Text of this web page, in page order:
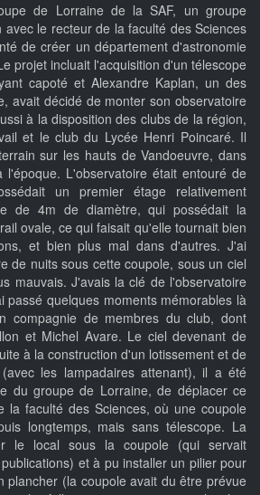
de Lorraine de la SAF, un groupe
le recteur de la faculté des Sciences
de créer un département d'astronomie
projet incluait l'acquisition d'un télescope
capoté et Alexandre Kaplan, un des
avait décidé de monter son observatoire
à la disposition des clubs de la région,
et le club du Lycée Henri Poincaré. Il
sur les hauts de Vandoeuvre, dans
l'époque. L'observatoire était entouré de
un premier étage relativement
de 4m de diamètre, qui possédait la
ovale, ce qui faisait qu'elle tournait bien
et bien plus mal dans d'autres. J'ai
de nuits sous cette coupole, sous un ciel
mauvais. J'avais la clé de l'observatoire
passé quelques moments mémorables là
compagnie de membres du club, dont
et Michel Avare. Le ciel devenant de
à la construction d'un lotissement et de
les lampadaires attenant), il a été
du groupe de Lorraine, de déplacer ce
la faculté des Sciences, où une coupole
longtemps, mais sans télescope. La
le local sous la coupole (qui servait
et à pu installer un pilier pour
plancher (la coupole avait du être prévue